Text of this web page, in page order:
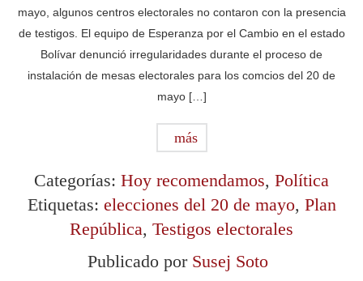
mayo, algunos centros electorales no contaron con la presencia
de testigos. El equipo de Esperanza por el Cambio en el estado
Bolívar denunció irregularidades durante el proceso de
instalación de mesas electorales para los comcios del 20 de
mayo […]
más
Categorías: Hoy recomendamos, Política
Etiquetas: elecciones del 20 de mayo, Plan
República, Testigos electorales
Publicado por Susej Soto